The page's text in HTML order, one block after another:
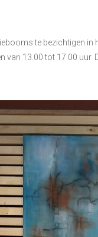
te bezichtigen in
van 13.00 tot 17.00 uur.